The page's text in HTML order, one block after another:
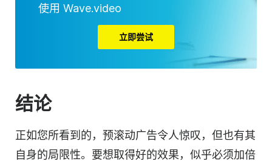
使用 Wave.video
立即尝试
结论
正如您所看到的，预滚动广告令人惊叹，但也有其
自身的局限性。要想取得好的效果，似乎必须加倍